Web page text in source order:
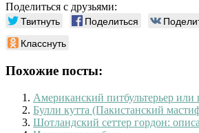
Поделиться с друзьями:
Твитнуть Поделиться
Класснуть
Похожие посты:
Американский питбультерьер или
Булли кутта (Пакистанский
Шотландский сеттер гордон: